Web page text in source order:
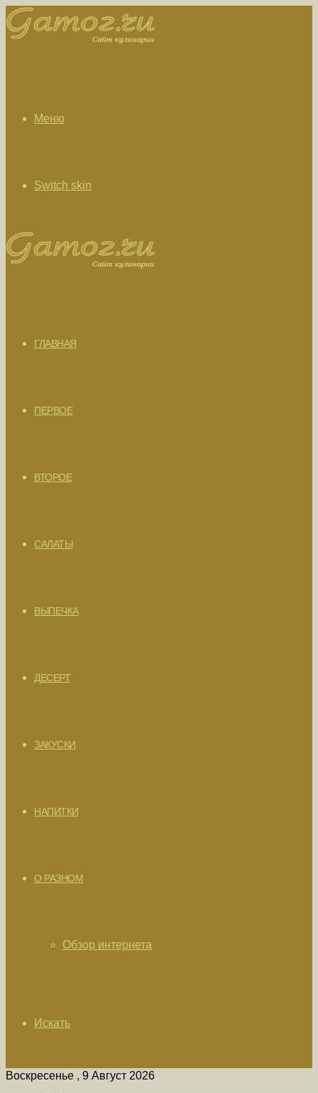
Меню
Switch skin
ГЛАВНАЯ
ПЕРВОЕ
ВТОРОЕ
САЛАТЫ
ВЫПЕЧКА
ДЕСЕРТ
ЗАКУСКИ
НАПИТКИ
О РАЗНОМ
Обзор интернета
Искать
Воскресенье , 9 Август 2026